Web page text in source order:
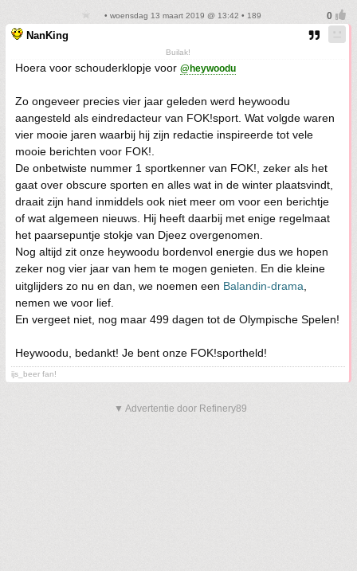
• woensdag 13 maart 2019 @ 13:42 • 189
NanKing
Builak!
Hoera voor schouderklopje voor @heywoodu
Zo ongeveer precies vier jaar geleden werd heywoodu
aangesteld als eindredacteur van FOK!sport. Wat volgde waren
vier mooie jaren waarbij hij zijn redactie inspireerde tot vele
mooie berichten voor FOK!.
De onbetwiste nummer 1 sportkenner van FOK!, zeker als het
gaat over obscure sporten en alles wat in de winter plaatsvindt,
draait zijn hand inmiddels ook niet meer om voor een berichtje
of wat algemeen nieuws. Hij heeft daarbij met enige regelmaat
het paarsepuntje stokje van Djeez overgenomen.
Nog altijd zit onze heywoodu bordenvol energie dus we hopen
zeker nog vier jaar van hem te mogen genieten. En die kleine
uitglijders zo nu en dan, we noemen een Balandin-drama
nemen we voor lief.
En vergeet niet, nog maar 499 dagen tot de Olympische Spelen!
Heywoodu, bedankt! Je bent onze FOK!sportheld!
ijs_beer fan!
▼ Advertentie door Refinery89